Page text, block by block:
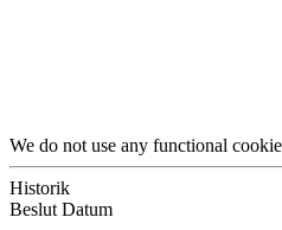
We do not use any functional
Historik
Beslut Datum